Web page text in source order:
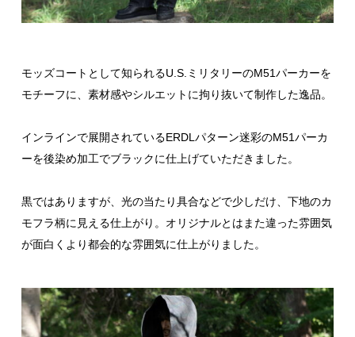
モッズコートとして知られるU.S.ミリタリーのM51パーカーを
モチーフに、素材感やシルエットに拘り抜いて制作した逸品。
インラインで展開されているERDLパターン迷彩のM51パーカ
ーを後染め加工でブラックに仕上げていただきました。
黒ではありますが、光の当たり具合などで少しだけ、下地のカ
モフラ柄に見える仕上がり。オリジナルとはまた違った雰囲気
が面白くより都会的な雰囲気に仕上がりました。